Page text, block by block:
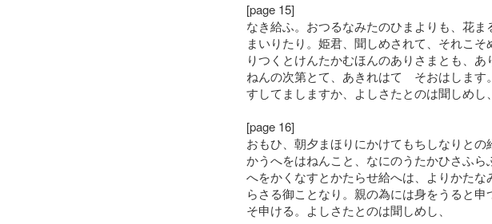
[page 15]
なき給ふ。おつるなみたのひまよりも、花
まいりたり。姫君、聞しめされて、それこ
りつくとけんたかむほんのありさまとも、
ねんの次第とて、あきれはてゝそおはしま
すしてましますか、よしさたとのは聞しめし
[page 16]
おもひ、朝夕まほりにかけてもちしなりと
かうへをはねんこと、なにのうたかひさふ
へをかくなすとかたらせ給へは、よりかた
らさる御ことなり。親の為には身をうると
そ申ける。よしさたとのは聞しめし、